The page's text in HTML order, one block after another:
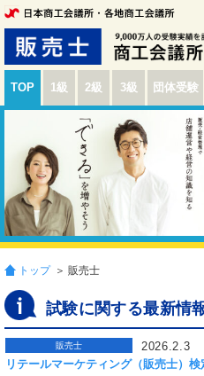
TOP 1級 2級 3級 団体受験
トップ ＞ 販売士
試験に関する最新情
販売士
2026.2.3
リテールマーケティング（販売士）